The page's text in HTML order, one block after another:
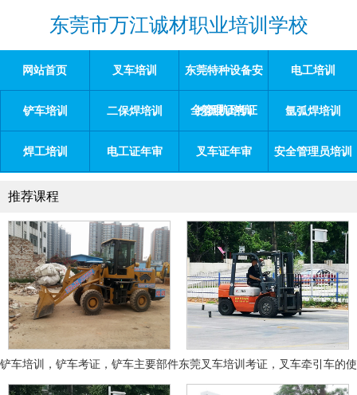
东莞市万江诚材职业培训学校
网站首页 叉车培训 东莞特种设备安
全管理证考证
电工培训
铲车培训 二保焊培训 挖掘机培训 氩弧焊培训
焊工培训 电工证年审 叉车证年审 安全管理员培训
推荐课程
铲车培训，铲车考证，铲车主要部件东莞叉车培训考证，叉车牵引车的使
用和操作